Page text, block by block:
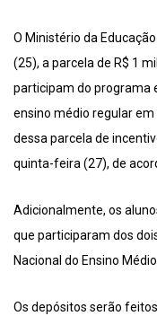
O Ministério da
(25), a parcela de R$ 1
participam do programa
ensino médio regular
dessa parcela de
quinta-feira (27), de
Adicionalmente, os
que participaram dos
Nacional do Ensino
Os depósitos serão